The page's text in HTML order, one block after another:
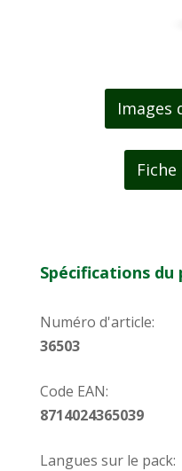
Images
Spécifications du
Numéro d'article:
36503
Code EAN:
8714024365039
Langues sur le pack: